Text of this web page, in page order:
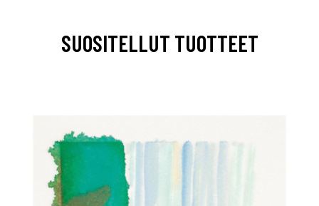
SUOSITELLUT TUOTTEET